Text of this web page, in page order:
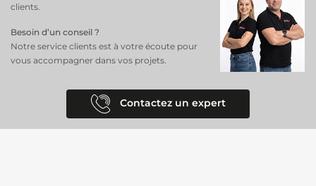
clients.
Besoin d’un conseil ?
Notre service clients est à votre écoute pour
vous accompagner dans vos projets.
Contactez un expert